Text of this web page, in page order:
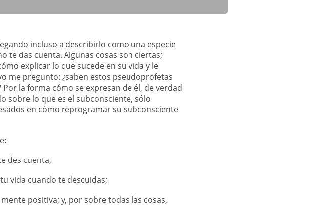
incluso a describirlo como una especie
te das cuenta. Algunas cosas son ciertas;
explicar lo que sucede en su vida y le
me pregunto: ¿saben estos pseudoprofetas
la forma cómo se expresan de él, de verdad
sobre lo que es el subconsciente, sólo
en cómo reprogramar su subconsciente
des cuenta;
vida cuando te descuidas;
positiva; y, por sobre todas las cosas,